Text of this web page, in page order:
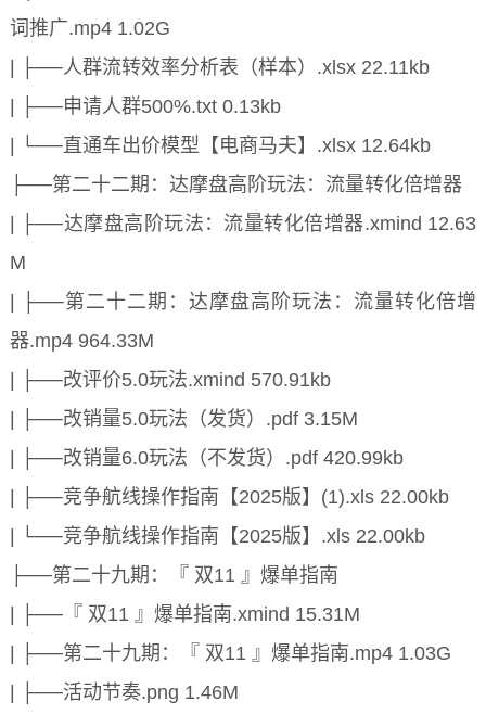
词推广.mp4 1.02G
| ├──人群流转效率分析表（样本）.xlsx 22.11kb
| ├──申请人群500%.txt 0.13kb
| └──直通车出价模型【电商马夫】.xlsx 12.64kb
├──第二十二期：达摩盘高阶玩法：流量转化倍增器
| ├──达摩盘高阶玩法：流量转化倍增器.xmind 12.63
M
| ├──第二十二期：达摩盘高阶玩法：流量转化倍增
器.mp4 964.33M
| ├──改评价5.0玩法.xmind 570.91kb
| ├──改销量5.0玩法（发货）.pdf 3.15M
| ├──改销量6.0玩法（不发货）.pdf 420.99kb
| ├──竞争航线操作指南【2025版】(1).xls 22.00kb
| └──竞争航线操作指南【2025版】.xls 22.00kb
├──第二十九期：『 双11 』爆单指南
| ├──『 双11 』爆单指南.xmind 15.31M
| ├──第二十九期：『 双11 』爆单指南.mp4 1.03G
| ├──活动节奏.png 1.46M